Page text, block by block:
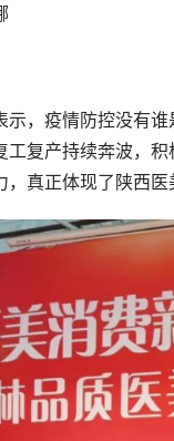
示，疫情防控没有
工复产持续奔波，
真正体现了陕西医